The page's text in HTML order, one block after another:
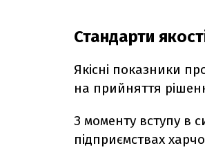
Стандарти
Якісні показники
на прийняття
З моменту вступу в
підприємствах